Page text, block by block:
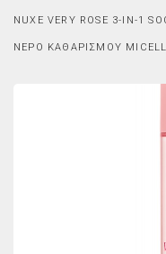
NUXE VERY ROSE 3-IN-1
ΝΕΡΌ ΚΑΘΑΡΙΣΜΟΎ